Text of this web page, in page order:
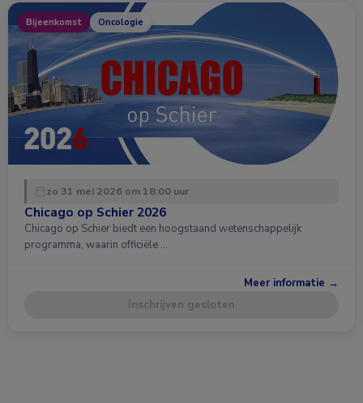
Bijeenkomst Oncologie
zo 31 mei 2026 om 18:00 uur
Chicago op Schier 2026
Chicago op Schier biedt een hoogstaand wetenschappelijk
programma, waarin officiële …
Meer informatie →
Inschrijven gesloten